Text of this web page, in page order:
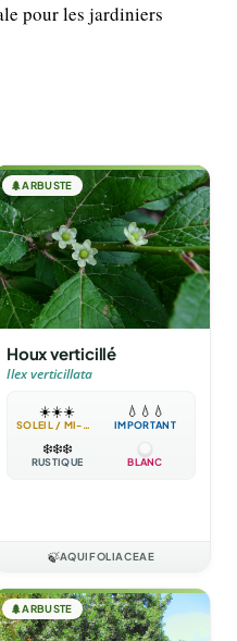
pour les jardiniers
🌲ARBUSTE
Houx verticillé
Ilex verticillata
☀️☀️☀️
SOLEIL / MI-OMBRE
💧 💧 💧
IMPORTANT
❄️❄️❄️
RUSTIQUE BLANC
🍃AQUIFOLIACEAE
🌲ARBUSTE